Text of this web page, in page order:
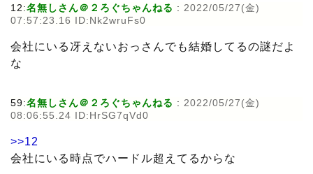
12:名無しさん＠２ろぐちゃんねる : 2022/05/27(金)
07:57:23.16 ID:Nk2wruFs0
会社にいる冴えないおっさんでも結婚してるの謎だよ
な
59:名無しさん＠２ろぐちゃんねる : 2022/05/27(金)
08:06:55.24 ID:HrSG7qVd0
>>12
会社にいる時点でハードル超えてるからな